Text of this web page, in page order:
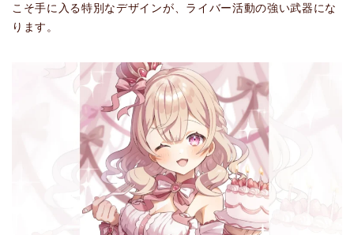
こそ手に入る特別なデザインが、ライバー活動の強い武器にな
ります。